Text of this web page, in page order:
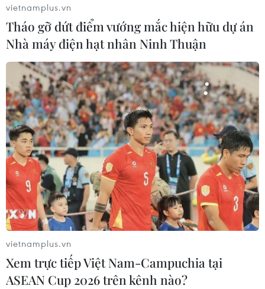
07/08/2026 02:21
Giá dầu tăng vọt do Iran xem xét cấm
tàu Mỹ và Israel qua eo biển Hormuz
07/08/2026 00:45
Giá vàng thế giới quay đầu giảm nhẹ
do áp lực chốt lời
07/08/2026 00:31
Chứng khoán Mỹ rời đỉnh khi giá
năng lượng leo thang
06/08/2026 23:58
vietnamplus.vn
Tháo gỡ dứt điểm vướng mắc hiện hữu dự án
Nhà máy điện hạt nhân Ninh Thuận
vietnamplus.vn
Xem trực tiếp Việt Nam-Campuchia tại
ASEAN Cup 2026 trên kênh nào?